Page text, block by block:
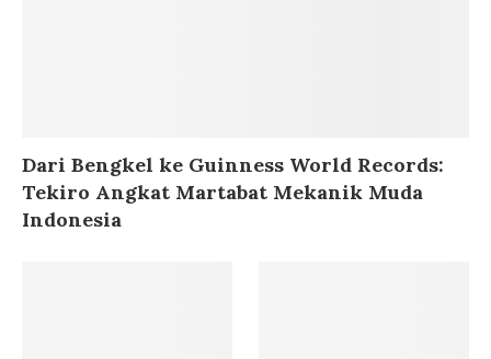
Dari Bengkel ke Guinness World Records:
Tekiro Angkat Martabat Mekanik Muda
Indonesia